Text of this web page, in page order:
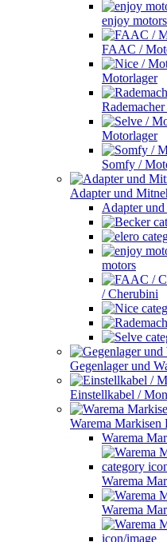
enjoy
FAAC /
Motorlager
Motorlager
Somfy /
Adapter und
Adapter
motors
/ Cherubini
Gegenlager und
Einstellkabel /
Warema Markisen
Warema
Warema
Warema